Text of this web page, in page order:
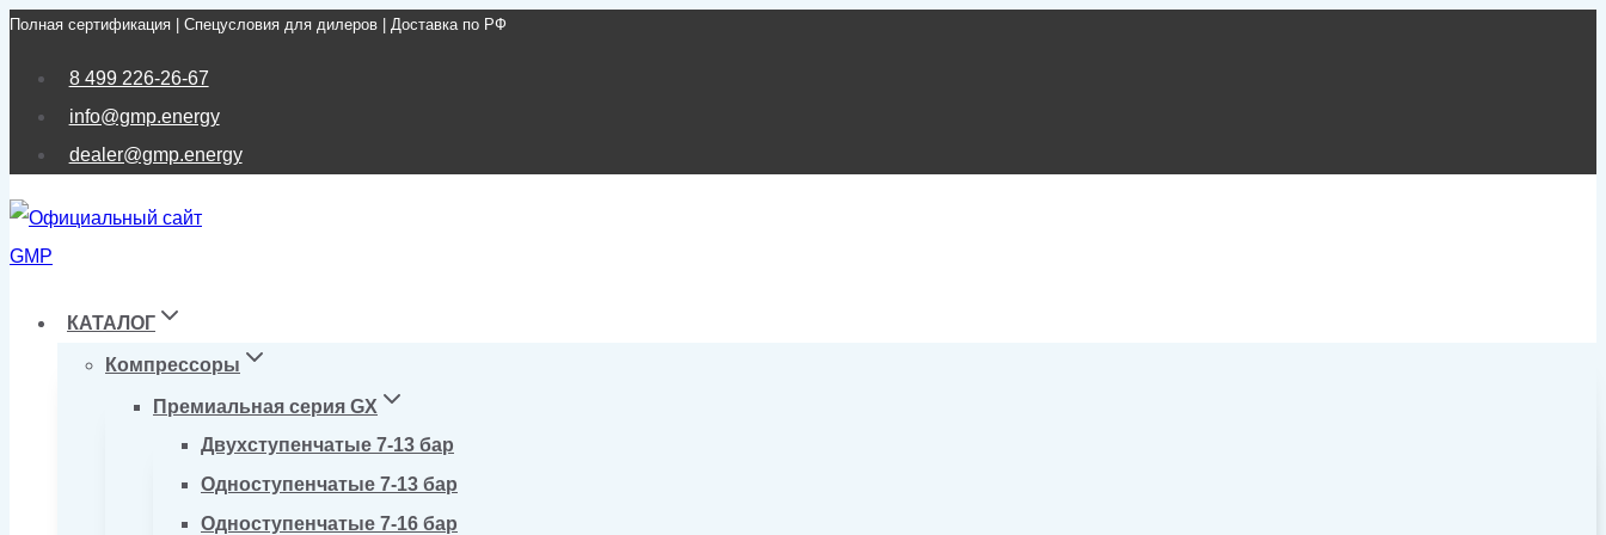
Перейти
Полная сертификация | Спецусловия для дилеров | Доставка по РФ
8 499 226-26-67
info@gmp.energy
dealer@gmp.energy
КАТАЛОГ
Компрессоры
Премиальная серия GX
Двухступенчатые 7-13 бар
Одноступенчатые 7-13 бар
Одноступенчатые 7-16 бар